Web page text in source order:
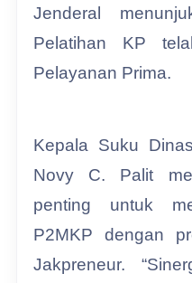
Jenderal
Pelatihan KP
Pelayanan Prima.
Kepala Suku
Novy C. Palit
penting untuk
P2MKP dengan
Jakpreneur.